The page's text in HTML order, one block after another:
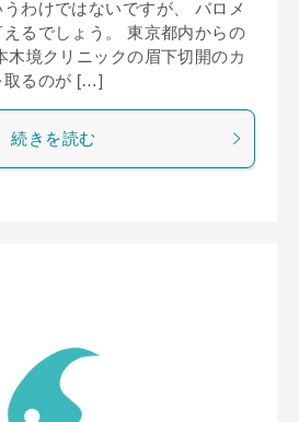
わけではないですが、 バロメ
るでしょう。 東京都内からの
木境クリニックの眉下切開のカ
取るのが […]
続きを読む